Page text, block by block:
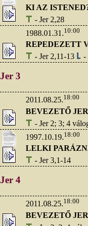
KI AZ
- Jer 2,28
1988.01.31.10:00
REPEDEZETT
- Jer 2,11-13
-
Jer 3
2011.08.25.18:00
BEVEZETŐ
- Jer 2; 3; 4
1997.10.19.18:00
LELKI
- Jer 3,1-14
Jer 4
2011.08.25.18:00
BEVEZETŐ